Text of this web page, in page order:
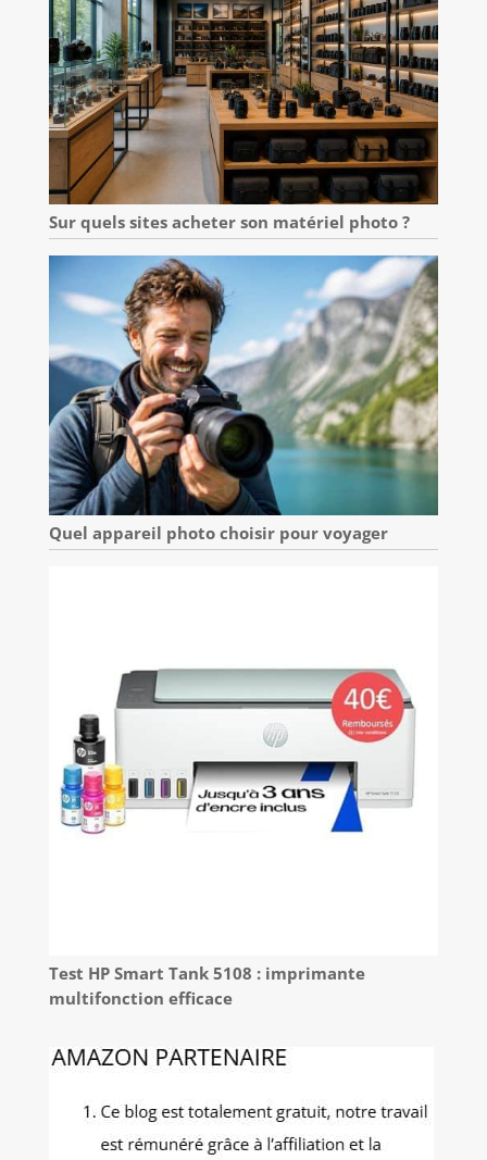
Sur quels sites acheter son matériel photo ?
Quel appareil photo choisir pour voyager
Test HP Smart Tank 5108 : imprimante
multifonction efficace